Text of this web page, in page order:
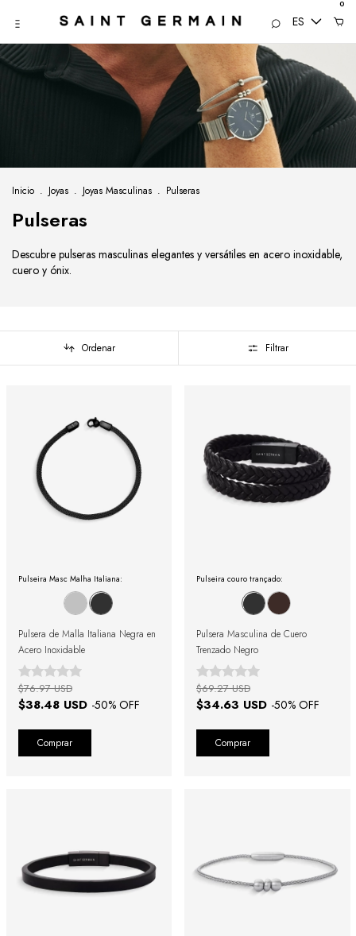
ES
0
Inicio . Joyas . Joyas Masculinas . Pulseras
Pulseras
Descubre pulseras masculinas elegantes y versátiles en acero inoxidable,
cuero y ónix.
Ordenar Filtrar
Pulseira Masc Malha Italiana:
Pulsera de Malla Italiana Negra en
Acero Inoxidable
$38.48 USD -50% OFF
$76.97 USD
Comprar
Pulseira couro trançado:
Pulsera Masculina de Cuero
Trenzado Negro
$34.63 USD -50% OFF
$69.27 USD
Comprar